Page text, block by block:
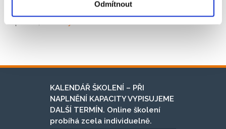
Odmítnout
KALENDÁŘ ŠKOLENÍ – PŘI
NAPLNĚNÍ KAPACITY VYPISUJEME
DALŠÍ TERMÍN. Online školení
probíhá zcela individuelně.